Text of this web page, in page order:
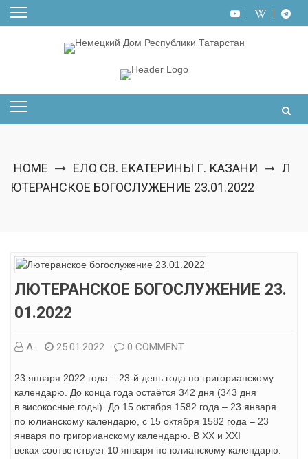
Skip
HOME ЕЛО СВ. ЕКАТЕРИНЫ Г. КАЗАНИ ➞ Л
ЮТЕРАНСКОЕ БОГОСЛУЖЕНИЕ 23.01.2022
ЛЮТЕРАНСКОЕ БОГОСЛУЖЕНИЕ 23.
01.2022
А. 25.01.2022 0 COMMENT
23 января 2022 года – 23-й день года по григорианскому
календарю. До конца года остаётся 342 дня (343 дня
в високосные годы). До 15 октября 1582 года – 23 января
по юлианскому календарю, с 15 октября 1582 года – 23
января по григорианскому календарю. В XX и XXI
веках соответствует 10 января по юлианскому календарю.